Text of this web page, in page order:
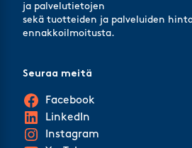
ja palvelutietojen
sekä tuotteiden ja palveluiden
ennakkoilmoitusta.
Seuraa meitä
Facebook
LinkedIn
Instagram